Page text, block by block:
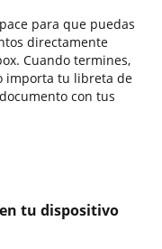
para que puedas
directamente
Cuando termines,
importa tu libreta de
con tus
tu dispositivo